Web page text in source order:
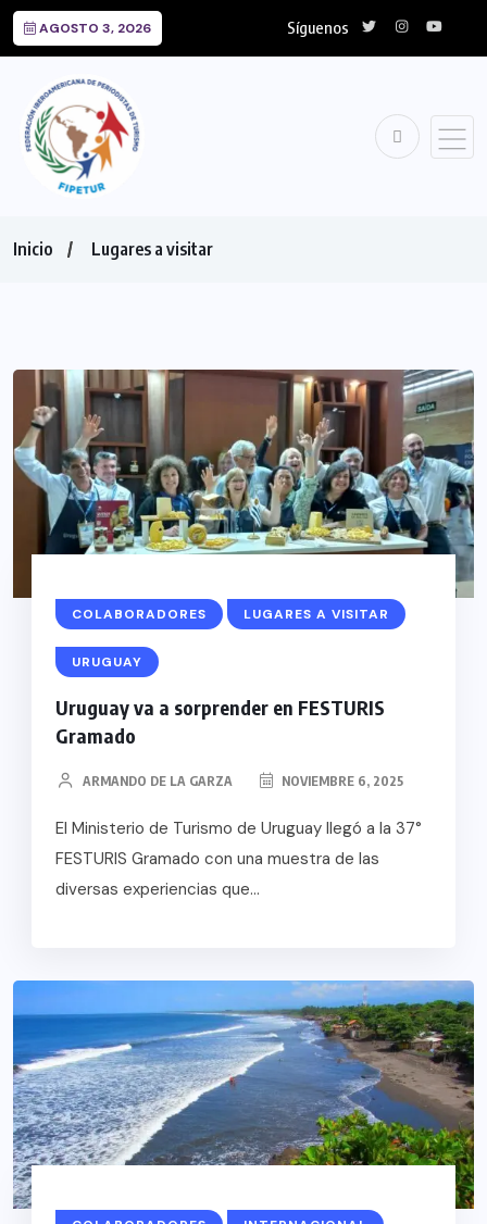
AGOSTO 3, 2026 Síguenos
Inicio Lugares a visitar
COLABORADORES LUGARES A VISITAR
URUGUAY
Uruguay va a sorprender en FESTURIS
Gramado
ARMANDO DE LA GARZA NOVIEMBRE 6, 2025
El Ministerio de Turismo de Uruguay llegó a la 37°
FESTURIS Gramado con una muestra de las
diversas experiencias que...